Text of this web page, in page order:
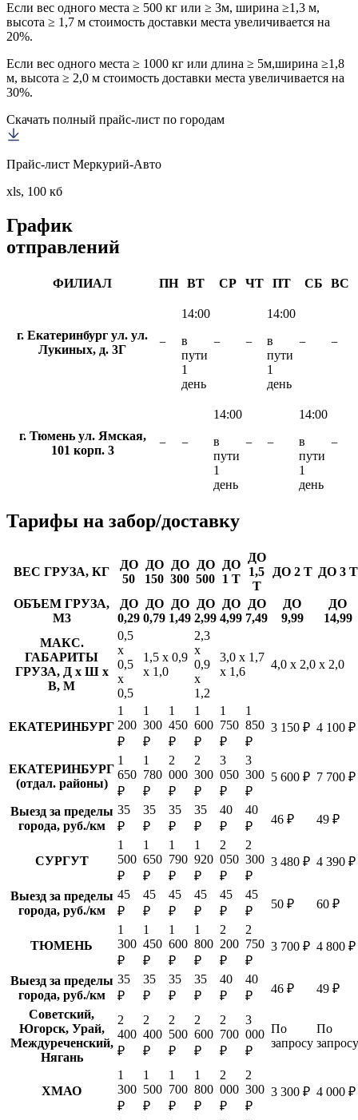
Если вес одного места ≥ 500 кг или ≥ 3м, ширина ≥1,3 м,
высота ≥ 1,7 м стоимость доставки места увеличивается на
20%.
Если вес одного места ≥ 1000 кг или длина ≥ 5м,ширина ≥1,8
м, высота ≥ 2,0 м стоимость доставки места увеличивается на
30%.
Скачать полный прайс-лист по городам
Прайс-лист Меркурий-Авто
xls, 100 кб
График
отправлений
ФИЛИАЛ ПН ВТ СР ЧТ ПТ СБ ВС
г. Екатеринбург ул. ул.
Лукиных, д. 3Г
−
14:00
в
пути
1
день
− −
14:00
в
пути
1
день
− −
г. Тюмень ул. Ямская,
101 корп. 3
− −
14:00
в
пути
1
день
− −
14:00
в
пути
1
день
−
Тарифы на забор/доставку
ВЕС ГРУЗА, КГ
ДО
50
ДО
150
ДО
300
ДО
500
ДО
1 Т
ДО
1,5
Т
ДО 2 Т ДО 3 Т
ОБЪЕМ ГРУЗА,
М3
ДО
0,29
ДО
0,79
ДО
1,49
ДО
2,99
ДО
4,99
ДО
7,49
ДО
9,99
ДО
14,99
МАКС.
ГАБАРИТЫ
ГРУЗА, Д х Ш х
В, М
0,5
х
0,5
х
0,5
1,5 х 0,9
х 1,0
2,3
х
0,9
х
1,2
3,0 х 1,7
х 1,6
4,0 х 2,0 х 2,0
ЕКАТЕРИНБУРГ
1
200
₽
1
300
₽
1
450
₽
1
600
₽
1
750
₽
1
850
₽
3 150 ₽ 4 100 ₽
ЕКАТЕРИНБУРГ
(отдал. районы)
1
650
₽
1
780
₽
2
000
₽
2
300
₽
3
050
₽
3
300
₽
5 600 ₽ 7 700 ₽
Выезд за пределы
города, руб./км
35
₽
35
₽
35
₽
35
₽
40
₽
40
₽
46 ₽ 49 ₽
СУРГУТ
1
500
₽
1
650
₽
1
790
₽
1
920
₽
2
050
₽
2
300
₽
3 480 ₽ 4 390 ₽
Выезд за пределы
города, руб./км
45
₽
45
₽
45
₽
45
₽
45
₽
45
₽
50 ₽ 60 ₽
ТЮМЕНЬ
1
300
₽
1
450
₽
1
600
₽
1
800
₽
2
200
₽
2
750
₽
3 700 ₽ 4 800 ₽
Выезд за пределы
города, руб./км
35
₽
35
₽
35
₽
35
₽
40
₽
40
₽
46 ₽
49 ₽
Советский,
Югорск, Урай,
Междуреченский,
Нягань
2
400
₽
2
400
₽
2
500
₽
2
600
₽
2
700
₽
3
000
₽
По
запросу
По
запросу
ХМАО
1
300
₽
1
500
₽
1
700
₽
1
800
₽
2
000
₽
2
300
₽
3 300 ₽ 4 000 ₽